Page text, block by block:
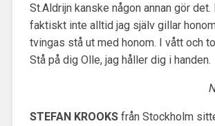
St.Aldrijn kanske någon annan gör det.
faktiskt inte alltid jag själv gillar
tvingas stå ut med honom. I vått och
Stå på dig Olle, jag håller dig i handen.
STEFAN KROOKSfrån Stockholm